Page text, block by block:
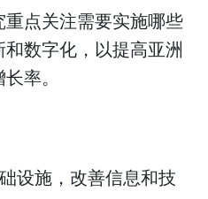
重点关注需要实施哪些
数字化，以提高亚洲
率。
设施，改善信息和技